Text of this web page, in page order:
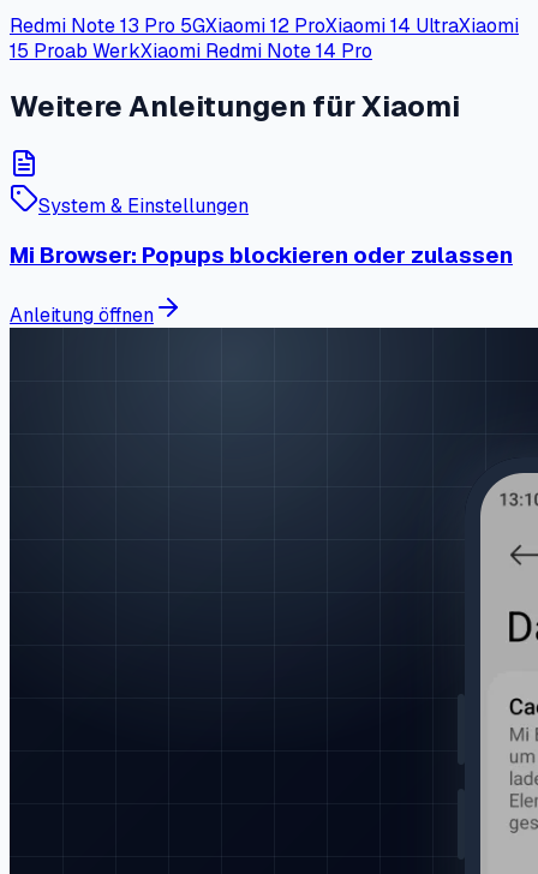
Redmi Note 13 Pro 5GXiaomi 12 ProXiaomi 14 UltraXiaomi
15 Proab WerkXiaomi Redmi Note 14 Pro
Weitere Anleitungen für Xiaomi
System & Einstellungen
Mi Browser: Popups blockieren oder zulassen
Anleitung öffnen